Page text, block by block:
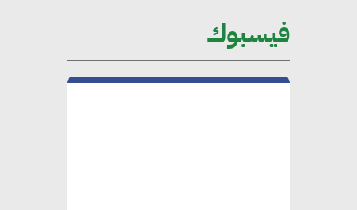
“وزيرة البيئة الدكتورة ياسمين
فؤاد”.. منصب رفيع يعكس المكانة
فيسبوك